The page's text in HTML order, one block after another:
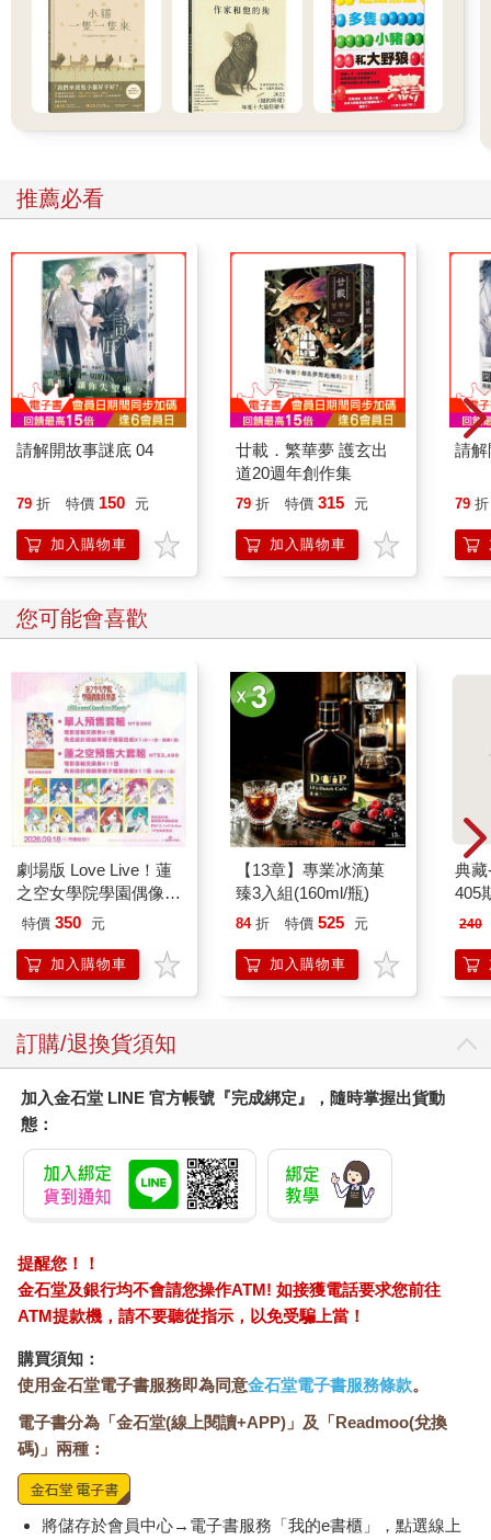
推薦必看
請解開故事謎底 04
79 折 特價 150 元
加入購物車
廿載．繁華夢 護玄出
道20週年創作集
79 折 特價 315 元
加入購物車
請解
79 折
您可能會喜歡
劇場版 Love Live！蓮
之空女學院學園偶像俱
樂部 Bloom Garden
特價 350 元
加入購物車
【13章】專業冰滴菓
臻3入組(160ml/瓶)
84 折 特價 525 元
加入購物車
典藏
405
240
訂購/退換貨須知
加入金石堂 LINE 官方帳號『完成綁定』，隨時掌握出貨動
態：
提醒您！！
金石堂及銀行均不會請您操作ATM! 如接獲電話要求您前往
ATM提款機，請不要聽從指示，以免受騙上當！
購買須知：
使用金石堂電子書服務即為同意金石堂電子書服務條款。
電子書分為「金石堂(線上閱讀+APP)」及「Readmoo(兌換
碼)」兩種：
將儲存於會員中心→電子書服務「我的e書櫃」，點選線上